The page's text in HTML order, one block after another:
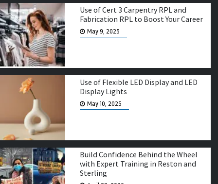
Use of Cert 3 Carpentry RPL and
Fabrication RPL to Boost Your Career
May 9, 2025
Use of Flexible LED Display and LED
Display Lights
May 10, 2025
Build Confidence Behind the Wheel
with Expert Training in Reston and
Sterling